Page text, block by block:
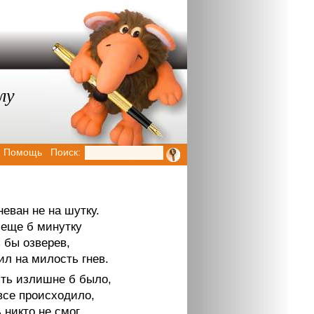
Помощь Поиск:
не на шутку.
б минутку
бы озверев,
на милость гнев.
излишне б было,
происходило,